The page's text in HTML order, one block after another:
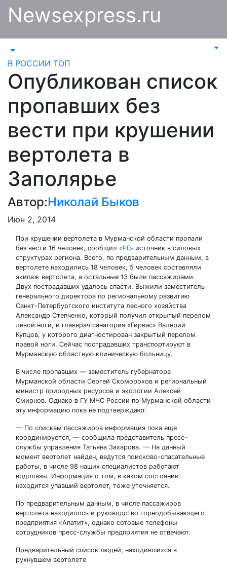
Перейти
Newsexpress.ru
В РОССИИ ТОП
Опубликован список
пропавших без
вести при крушении
вертолета в
Заполярье
Автор:Николай Быков
Июн 2, 2014
При крушении вертолета в Мурманской области пропали
без вести 16 человек, сообщил «РГ» источник в силовых
структурах региона. Всего, по предварительным данным, в
вертолете находились 18 человек, 5 человек составляли
экипаж вертолета, а остальные 13 были пассажирами.
Двух пострадавших удалось спасти. Выжили заместитель
генерального директора по региональному развитию
Санкт-Петербургского института лесного хозяйства
Александр Степченко, который получил открытый перелом
левой ноги, и главврач санатория «Гирвас» Валерий
Купцов, у которого диагностирован закрытый перелом
правой ноги. Сейчас пострадавших транспортируют в
Мурманскую областную клиническую больницу.
В числе пропавших — заместитель губернатора
Мурманской области Сергей Скоморохов и региональный
министр природных ресурсов и экологии Алексей
Смирнов. Однако в ГУ МЧС России по Мурманской области
эту информацию пока не подтверждают.
— По спискам пассажиров информация пока еще
координируется, — сообщила представитель пресс-
службы управления Татьяна Захарова. — На данный
момент вертолет найден, ведутся поисково-спасательные
работы, в числе 98 наших специалистов работают
водолазы. Информация о том, в каком состоянии
находится упавший вертолет, тоже уточняется.
По предварительным данным, в числе пассажиров
вертолета находилось и руководство горнодобывающего
предприятия «Апатит», однако сотовые телефоны
сотрудников пресс-службы предприятия не отвечают.
Предварительный список людей, находившихся в
рухнувшем вертолете